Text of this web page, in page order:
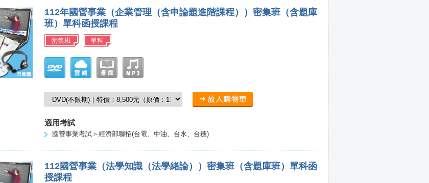
112年國營事業（企業管理（含申論題進階課程））密集班（含題庫
班）單科函授課程
密集班 單科
適用考試
國營事業考試＞經濟部聯招(台電、中油、台水、台糖)
112國營事業（法學知識（法學緒論））密集班（含題庫班）單科函
授課程